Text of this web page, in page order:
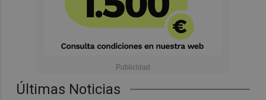
Últimas Noticias